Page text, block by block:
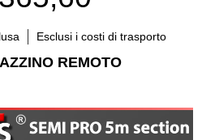
Esclusi i costi di trasporto
REMOTO